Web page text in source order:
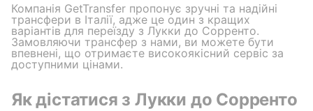
Компанія GetTransfer пропонує зручні та надійні
трансфери в Італії, адже це один з кращих
варіантів для переїзду з Лукки до Сорренто.
Замовляючи трансфер з нами, ви можете бути
впевнені, що отримаєте високоякісний сервіс за
доступними цінами.
Як дістатися з Лукки до Сорренто